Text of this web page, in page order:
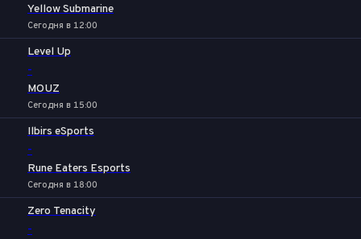
Yellow Submarine
Сегодня в 12:00
Level Up
-
MOUZ
Сегодня в 15:00
Ilbirs eSports
-
Rune Eaters Esports
Сегодня в 18:00
Zero Tenacity
-